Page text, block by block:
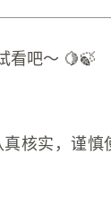
看吧～ 🍋🍃
核实，谨慎